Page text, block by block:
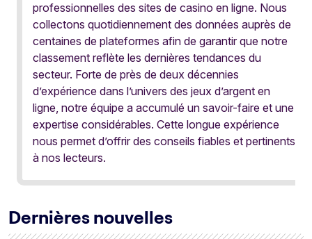
professionnelles des sites de casino en ligne. Nous
collectons quotidiennement des données auprès de
centaines de plateformes afin de garantir que notre
classement reflète les dernières tendances du
secteur. Forte de près de deux décennies
d’expérience dans l’univers des jeux d’argent en
ligne, notre équipe a accumulé un savoir-faire et une
expertise considérables. Cette longue expérience
nous permet d’offrir des conseils fiables et pertinents
à nos lecteurs.
Dernières nouvelles